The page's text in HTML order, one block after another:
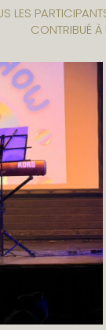
LES
CONTRIBUÉ À